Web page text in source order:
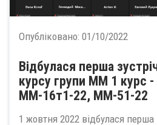
Опубліковано: 01/10/2022
Відбулася перша
курсу групи ММ 1 курс
ММ-16т1-22, ММ-51-22
1 жовтня 2022 відбулася перша